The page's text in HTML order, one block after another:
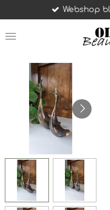
direct
naar
Webshop